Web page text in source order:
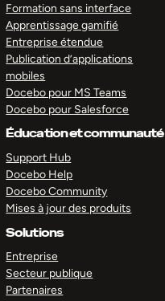
Formation sans interface
Apprentissage gamifié
Entreprise étendue
Publication d’applications
mobiles
Docebo pour MS Teams
Docebo pour Salesforce
Éducation et communauté
Support Hub
Docebo Help
Docebo Community
Mises à jour des produits
Solutions
Entreprise
Secteur publique
Partenaires